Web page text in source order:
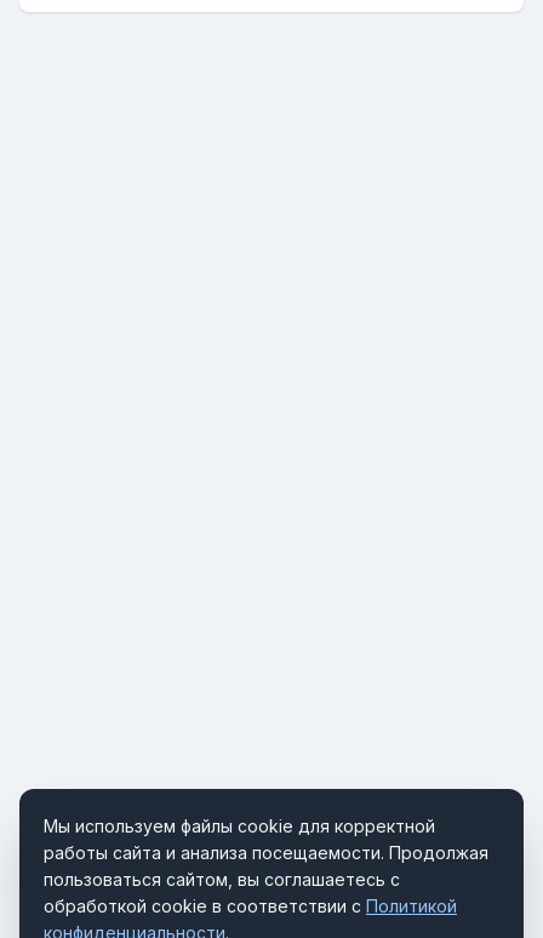
Мы используем файлы cookie для корректной
работы сайта и анализа посещаемости. Продолжая
пользоваться сайтом, вы соглашаетесь с
обработкой cookie в соответствии с Политикой
конфиденциальности.